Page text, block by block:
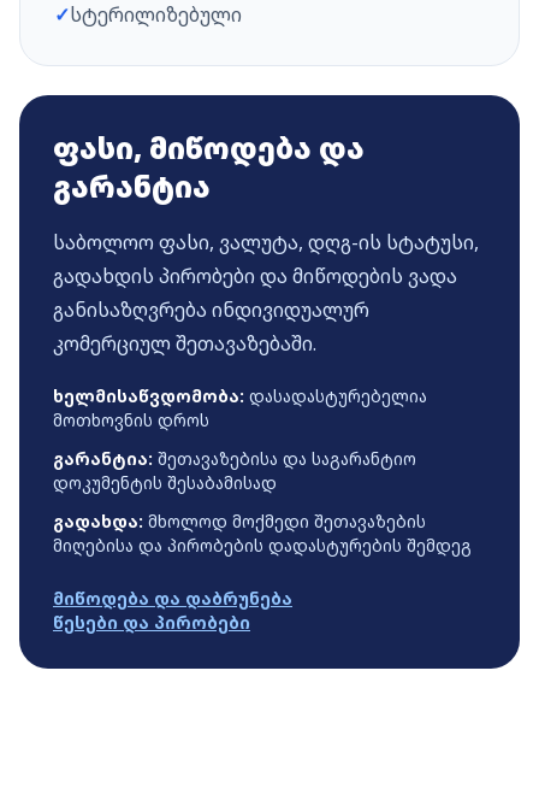
✓სტერილიზებული
ფასი, მიწოდება და
გარანტია
საბოლოო ფასი, ვალუტა, დღგ-ის სტატუსი,
გადახდის პირობები და მიწოდების ვადა
განისაზღვრება ინდივიდუალურ
კომერციულ შეთავაზებაში.
ხელმისაწვდომობა: დასადასტურებელია
მოთხოვნის დროს
გარანტია: შეთავაზებისა და საგარანტიო
დოკუმენტის შესაბამისად
გადახდა: მხოლოდ მოქმედი შეთავაზების
მიღებისა და პირობების დადასტურების შემდეგ
მიწოდება და დაბრუნება
წესები და პირობები